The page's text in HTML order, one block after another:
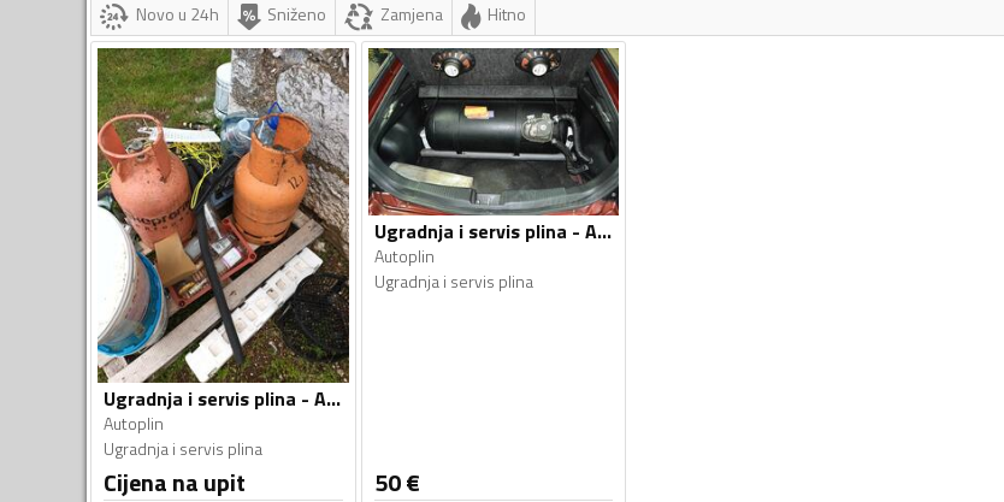
Novo u 24h Sniženo Zamjena Hitno
Ugradnja i servis plina - Autoplin
Autoplin
Ugradnja i servis plina
Cijena na upit
Ugradnja i servis plina - Autoplin
Autoplin
Ugradnja i servis plina
50€